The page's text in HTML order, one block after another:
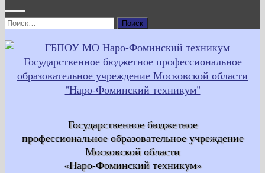
Найти:
Государственное бюджетное
профессиональное образовательное учреждение
Московской области
«Наро-Фоминский техникум»